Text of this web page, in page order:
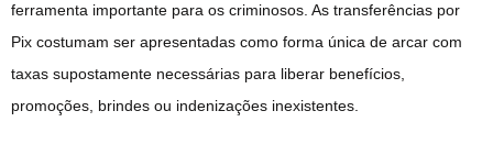
ferramenta importante para os criminosos. As transferências por
Pix costumam ser apresentadas como forma única de arcar com
taxas supostamente necessárias para liberar benefícios,
promoções, brindes ou indenizações inexistentes.